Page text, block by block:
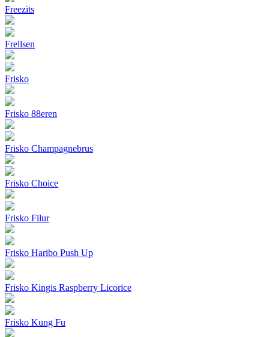
Freezits
Frellsen
Frisko
Frisko 88eren
Frisko Champagnebrus
Frisko Choice
Frisko Filur
Frisko Haribo Push Up
Frisko Kingis Raspberry Licorice
Frisko Kung Fu